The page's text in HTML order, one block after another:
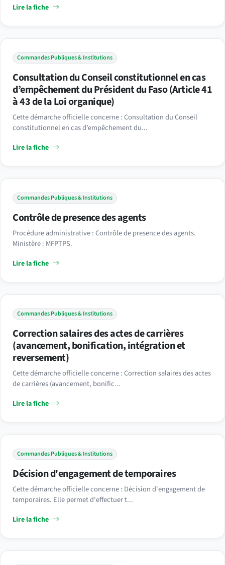
Lire la fiche
Commandes Publiques & Institutions
Consultation du Conseil constitutionnel en cas
d’empêchement du Président du Faso (Article 41
à 43 de la Loi organique)
Cette démarche officielle concerne : Consultation du Conseil
constitutionnel en cas d’empêchement du...
Lire la fiche
Commandes Publiques & Institutions
Contrôle de presence des agents
Procédure administrative : Contrôle de presence des agents.
Ministère : MFPTPS.
Lire la fiche
Commandes Publiques & Institutions
Correction salaires des actes de carrières
(avancement, bonification, intégration et
reversement)
Cette démarche officielle concerne : Correction salaires des actes
de carrières (avancement, bonific...
Lire la fiche
Commandes Publiques & Institutions
Décision d'engagement de temporaires
Cette démarche officielle concerne : Décision d'engagement de
temporaires. Elle permet d'effectuer t...
Lire la fiche